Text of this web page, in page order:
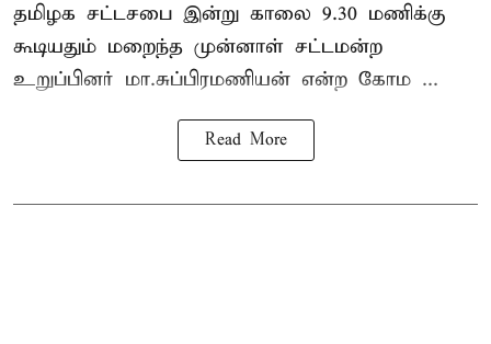
தமிழக சட்டசபை இன்று காலை 9.30 மணிக்கு
கூடியதும் மறைந்த முன்னாள் சட்டமன்ற
உறுப்பினர் மா.சுப்பிரமணியன் என்ற கோம ...
Read More